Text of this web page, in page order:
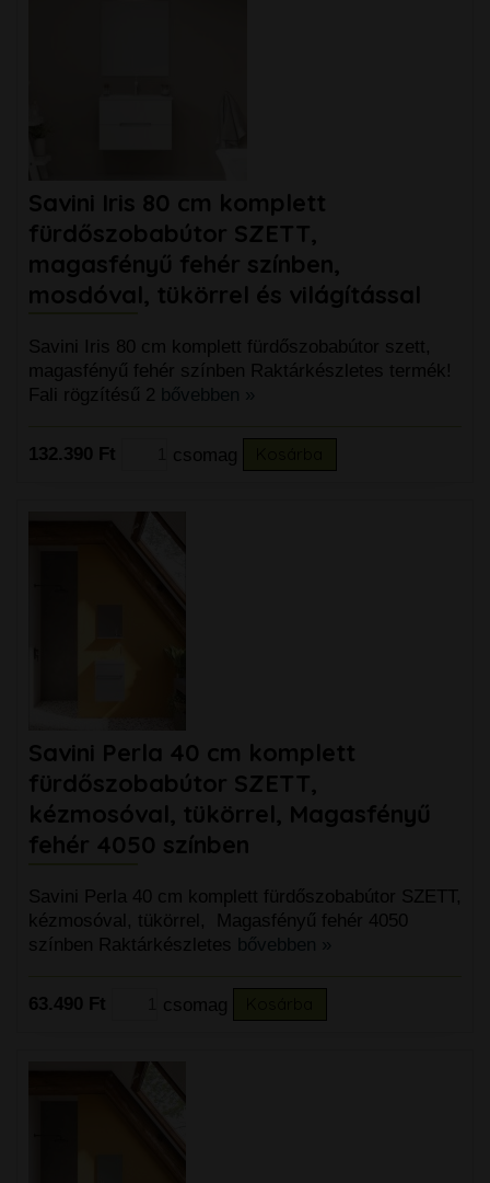
Savini Iris 80 cm komplett
fürdőszobabútor SZETT,
magasfényű fehér színben,
mosdóval, tükörrel és világítással
Savini Iris 80 cm komplett fürdőszobabútor szett,
magasfényű fehér színben Raktárkészletes termék!
Fali rögzítésű 2 bővebben »
132.390 Ft csomag
Savini Perla 40 cm komplett
fürdőszobabútor SZETT,
kézmosóval, tükörrel, Magasfényű
fehér 4050 színben
Savini Perla 40 cm komplett fürdőszobabútor SZETT,
kézmosóval, tükörrel, Magasfényű fehér 4050
színben Raktárkészletes bővebben »
63.490 Ft csomag